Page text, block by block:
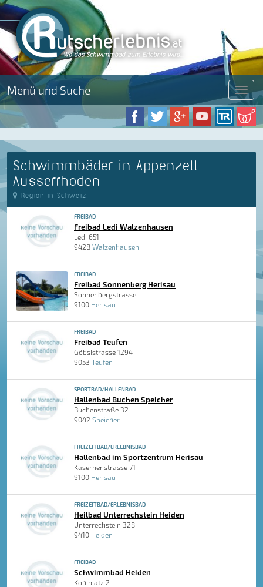
Menü und Suche Menü
Schwimmbäder in Appenzell
Ausserrhoden
Region in Schweiz
FREIBAD
Freibad Ledi Walzenhausen
Ledi 651
9428 Walzenhausen
FREIBAD
Freibad Sonnenberg Herisau
Sonnenbergstrasse
9100 Herisau
FREIBAD
Freibad Teufen
Göbsistrasse 1294
9053 Teufen
SPORTBAD/HALLENBAD
Hallenbad Buchen Speicher
Buchenstraße 32
9042 Speicher
FREIZEITBAD/ERLEBNISBAD
Hallenbad im Sportzentrum Herisau
Kasernenstrasse 71
9100 Herisau
FREIZEITBAD/ERLEBNISBAD
Heilbad Unterrechstein Heiden
Unterrechstein 328
9410 Heiden
FREIBAD
Schwimmbad Heiden
Kohlplatz 2